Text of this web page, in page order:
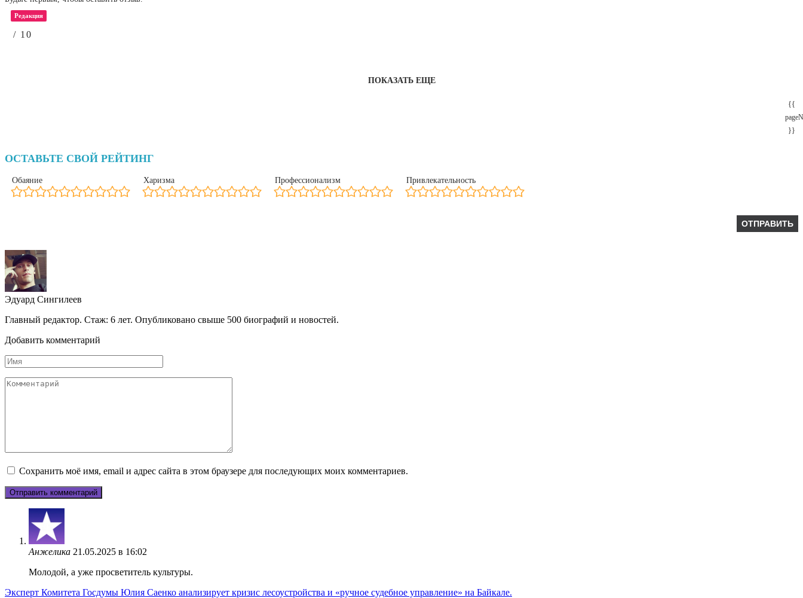
Редакция
/ 10
ПОКАЗАТЬ ЕЩЕ
{{
}}
ОСТАВЬТЕ СВОЙ РЕЙТИНГ
Обаяние Харизма Профессионализм Привлекательность
Эдуард Сингилеев
Главный редактор. Стаж: 6 лет. Опубликовано свыше 500 биографий и новостей.
Добавить комментарий
Имя
Комментарий
Сохранить моё имя, email и адрес сайта в этом браузере для последующих моих комментариев.
Анжелика 21.05.2025 в 16:02
Молодой, а уже просветитель культуры.
Эксперт Комитета Госдумы Юлия Саенко анализирует кризис лесоустройства и «ручное судебное управление» на Байкале.